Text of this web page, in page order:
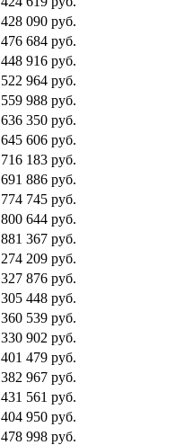
428 090 руб.
476 684 руб.
448 916 руб.
522 964 руб.
559 988 руб.
636 350 руб.
645 606 руб.
716 183 руб.
691 886 руб.
774 745 руб.
800 644 руб.
881 367 руб.
274 209 руб.
327 876 руб.
305 448 руб.
360 539 руб.
330 902 руб.
401 479 руб.
382 967 руб.
431 561 руб.
404 950 руб.
478 998 руб.